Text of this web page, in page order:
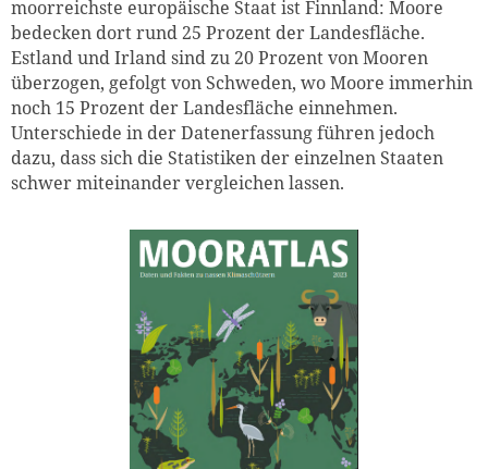
moorreichste europäische Staat ist Finnland: Moore
bedecken dort rund 25 Prozent der Landesfläche.
Estland und Irland sind zu 20 Prozent von Mooren
überzogen, gefolgt von Schweden, wo Moore immerhin
noch 15 Prozent der Landesfläche einnehmen.
Unterschiede in der Datenerfassung führen jedoch
dazu, dass sich die Statistiken der einzelnen Staaten
schwer miteinander vergleichen lassen.